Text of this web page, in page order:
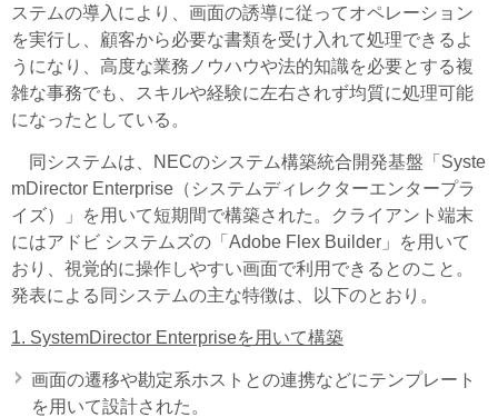
ステムの導入により、画面の誘導に従ってオペレーション
を実行し、顧客から必要な書類を受け入れて処理できるよ
うになり、高度な業務ノウハウや法的知識を必要とする複
雑な事務でも、スキルや経験に左右されず均質に処理可能
になったとしている。
同システムは、NECのシステム構築統合開発基盤「Syste
mDirector Enterprise（システムディレクターエンタープラ
イズ）」を用いて短期間で構築された。クライアント端末
にはアドビ システムズの「Adobe Flex Builder」を用いて
おり、視覚的に操作しやすい画面で利用できるとのこと。
発表による同システムの主な特徴は、以下のとおり。
1. SystemDirector Enterpriseを用いて構築
画面の遷移や勘定系ホストとの連携などにテンプレート
を用いて設計された。